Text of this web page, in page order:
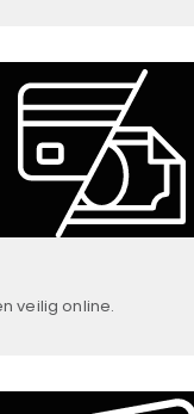
veilig online.